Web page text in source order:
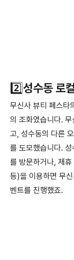
2️⃣성수동 로
무신사 뷰티 페스타
의 조화였습니다.
고, 성수동의 다른
를 도모했습니다.
를 방문하거나, 제
등)을 이용하면 무
벤트를 진행했죠.